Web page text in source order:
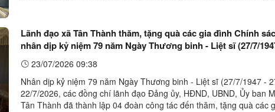
Lãnh đạo xã Tân Thành thăm, tặng quà các gia đình Chính
nhân dịp kỷ niệm 79 năm Ngày Thương binh - Liệt sĩ (27/7/
23/07/2026 09:38
Nhân dịp kỷ niệm 79 năm Ngày Thương binh - Liệt sĩ (27/7/1947 -
22/7/2026, các đồng chí lãnh đạo Đảng ủy, HĐND, UBND, Ủy ban
Tân Thành đã thành lập 04 đoàn công tác đến thăm, tặng quà các